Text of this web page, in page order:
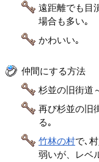
遠距離でも目
場合も多い｡
かわいい｡
仲間にする方法
杉並の旧街道
再び杉並の旧
る｡
竹林の村で､
弱いが、レベ